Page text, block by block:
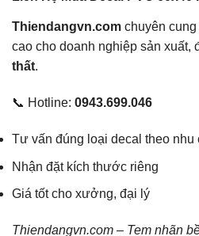
Thiendangvn.com chuyên
cao cho doanh nghiệp sản xuất,
thất.
📞 Hotline: 0943.699.046
Tư vấn đúng loại decal theo nhu
Nhận đặt kích thước riêng
Giá tốt cho xưởng, đại lý
Thiendangvn.com – Tem nhãn